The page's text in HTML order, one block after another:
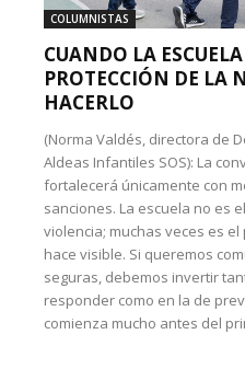
COLUMNISTAS
CUANDO LA
PROTECCIÓN DE LA
HACERLO
(Norma Valdés, directora de
Aldeas Infantiles SOS): La
fortalecerá únicamente con
sanciones. La escuela no es
violencia; muchas veces es
hace visible. Si queremos
seguras, debemos invertir
responder como en la de
comienza mucho antes del